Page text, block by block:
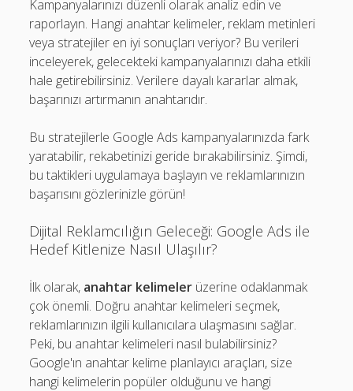
Kampanyalarınızı düzenli olarak analiz edin ve
raporlayın. Hangi anahtar kelimeler, reklam metinleri
veya stratejiler en iyi sonuçları veriyor? Bu verileri
inceleyerek, gelecekteki kampanyalarınızı daha etkili
hale getirebilirsiniz. Verilere dayalı kararlar almak,
başarınızı artırmanın anahtarıdır.
Bu stratejilerle Google Ads kampanyalarınızda fark
yaratabilir, rekabetinizi geride bırakabilirsiniz. Şimdi,
bu taktikleri uygulamaya başlayın ve reklamlarınızın
başarısını gözlerinizle görün!
Dijital Reklamcılığın Geleceği: Google Ads ile
Hedef Kitlenize Nasıl Ulaşılır?
İlk olarak, anahtar kelimeler üzerine odaklanmak
çok önemli. Doğru anahtar kelimeleri seçmek,
reklamlarınızın ilgili kullanıcılara ulaşmasını sağlar.
Peki, bu anahtar kelimeleri nasıl bulabilirsiniz?
Google'ın anahtar kelime planlayıcı araçları, size
hangi kelimelerin popüler olduğunu ve hangi